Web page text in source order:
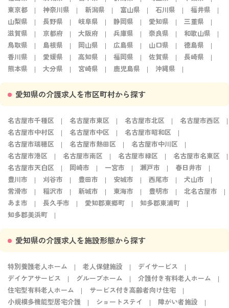
東京都
神奈川県 新潟県 富山県 石川県
福井県
山梨県
長野県 岐阜県 静岡県 愛知県
三重県
滋賀県
京都府 大阪府 兵庫県 奈良県
和歌山県
鳥取県
島根県 岡山県 広島県 山口県
徳島県
香川県
愛媛県 高知県 福岡県 佐賀県
長崎県
熊本県
大分県 宮崎県 鹿児島県 沖縄県
愛知県の介護求人を市区町村から探す
名古屋市千種区 名古屋市東区 名古屋市北区
名古屋市西区
名古屋市中村区
名古屋市中区
名古屋市昭和区
名古屋市瑞穂区
名古屋市熱田区
名古屋市中川区
名古屋市港区
名古屋市南区 名古屋市緑区
名古屋市名東区
名古屋市天白区
岡崎市 一宮市 瀬戸市
春日井市
豊川市
刈谷市 豊田市 安城市 西尾市
犬山市
常滑市
稲沢市 新城市 東海市 豊明市
北名古屋市
あま市
長久手市 愛知郡東郷町
知多郡東浦町
知多郡美浜町
愛知県の介護求人を施設形態から探す
特別養護老人ホーム 老人保健施設
デイサービス
デイケアサービス
グループホーム
介護付き有料老人ホーム
住宅型有料老人ホーム
サービス付き高齢者向け住宅
小規模多機能型居宅介護
ショートステイ
障がい者施設